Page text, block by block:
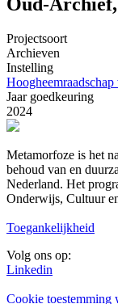
Projectsoort
Archieven
Instelling
Jaar goedkeuring
2024
Metamorfoze is het
behoud van en
Nederland. Het
Onderwijs, Cultuur
Toegankelijkheid
Volg ons op:
Linkedin
Cookie toestemming